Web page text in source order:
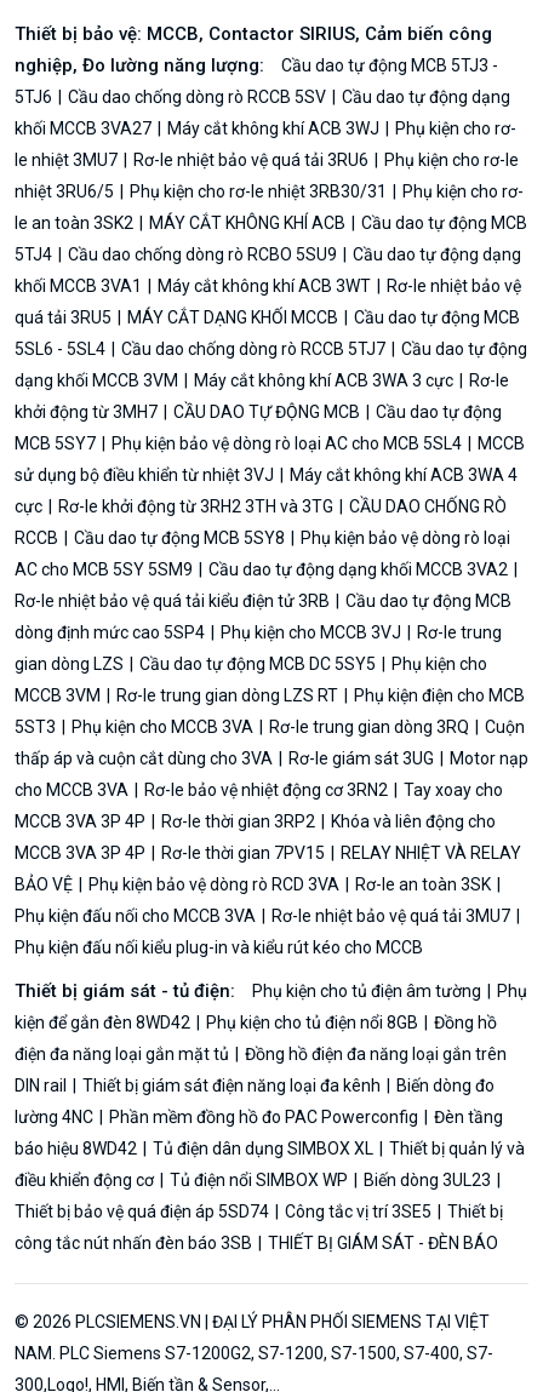
Thiết bị bảo vệ: MCCB, Contactor SIRIUS, Cảm biến công
nghiệp, Đo lường năng lượng:
Cầu dao tự động MCB 5TJ3 -
5TJ6
Cầu dao chống dòng rò RCCB 5SV
Cầu dao tự động dạng
khối MCCB 3VA27
Máy cắt không khí ACB 3WJ
Phụ kiện cho rơ-
le nhiệt 3MU7
Rơ-le nhiệt bảo vệ quá tải 3RU6
Phụ kiện cho rơ-le
nhiệt 3RU6/5
Phụ kiện cho rơ-le nhiệt 3RB30/31
Phụ kiện cho rơ-
le an toàn 3SK2
MÁY CẮT KHÔNG KHÍ ACB
Cầu dao tự động MCB
5TJ4
Cầu dao chống dòng rò RCBO 5SU9
Cầu dao tự động dạng
khối MCCB 3VA1
Máy cắt không khí ACB 3WT
Rơ-le nhiệt bảo vệ
quá tải 3RU5
MÁY CẮT DẠNG KHỐI MCCB
Cầu dao tự động MCB
5SL6 - 5SL4
Cầu dao chống dòng rò RCCB 5TJ7
Cầu dao tự động
dạng khối MCCB 3VM
Máy cắt không khí ACB 3WA 3 cực
Rơ-le
khởi động từ 3MH7
CẦU DAO TỰ ĐỘNG MCB
Cầu dao tự động
MCB 5SY7
Phụ kiện bảo vệ dòng rò loại AC cho MCB 5SL4
MCCB
sử dụng bộ điều khiển từ nhiệt 3VJ
Máy cắt không khí ACB 3WA 4
cực
Rơ-le khởi động từ 3RH2 3TH và 3TG
CẦU DAO CHỐNG RÒ
RCCB
Cầu dao tự động MCB 5SY8
Phụ kiện bảo vệ dòng rò loại
AC cho MCB 5SY 5SM9
Cầu dao tự động dạng khối MCCB 3VA2
Rơ-le nhiệt bảo vệ quá tải kiểu điện tử 3RB
Cầu dao tự động MCB
dòng định mức cao 5SP4
Phụ kiện cho MCCB 3VJ
Rơ-le trung
gian dòng LZS
Cầu dao tự động MCB DC 5SY5
Phụ kiện cho
MCCB 3VM
Rơ-le trung gian dòng LZS RT
Phụ kiện điện cho MCB
5ST3
Phụ kiện cho MCCB 3VA Rơ-le trung gian dòng 3RQ
Cuộn
thấp áp và cuộn cắt dùng cho 3VA
Rơ-le giám sát 3UG
Motor nạp
cho MCCB 3VA
Rơ-le bảo vệ nhiệt động cơ 3RN2
Tay xoay cho
MCCB 3VA 3P 4P
Rơ-le thời gian 3RP2
Khóa và liên động cho
MCCB 3VA 3P 4P
Rơ-le thời gian 7PV15
RELAY NHIỆT VÀ RELAY
BẢO VỆ
Phụ kiện bảo vệ dòng rò RCD 3VA
Rơ-le an toàn 3SK
Phụ kiện đấu nối cho MCCB 3VA
Rơ-le nhiệt bảo vệ quá tải 3MU7
Phụ kiện đấu nối kiểu plug-in và kiểu rút kéo cho MCCB
Thiết bị giám sát - tủ điện: Phụ kiện cho tủ điện âm tường
Phụ
kiện để gắn đèn 8WD42
Phụ kiện cho tủ điện nổi 8GB
Đồng hồ
điện đa năng loại gắn mặt tủ
Đồng hồ điện đa năng loại gắn trên
DIN rail
Thiết bị giám sát điện năng loại đa kênh
Biến dòng đo
lường 4NC
Phần mềm đồng hồ đo PAC Powerconfig
Đèn tầng
báo hiệu 8WD42
Tủ điện dân dụng SIMBOX XL
Thiết bị quản lý và
điều khiển động cơ
Tủ điện nổi SIMBOX WP
Biến dòng 3UL23
Thiết bị bảo vệ quá điện áp 5SD74
Công tắc vị trí 3SE5
Thiết bị
công tắc nút nhấn đèn báo 3SB
THIẾT BỊ GIÁM SÁT - ĐÈN BÁO
© 2026 PLCSIEMENS.VN | ĐẠI LÝ PHÂN PHỐI SIEMENS TẠI VIỆT
NAM. PLC Siemens S7-1200G2, S7-1200, S7-1500, S7-400, S7-
300,Logo!, HMI, Biến tần & Sensor,...